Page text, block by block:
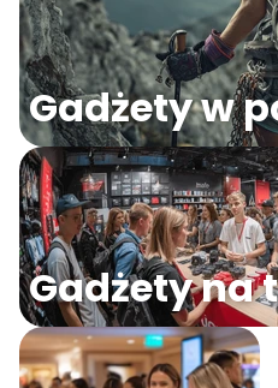
Gadżety w
Gadżety na